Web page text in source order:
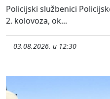
Policijski službenici
2. kolovoza, ok...
03.08.2026. u 12:30